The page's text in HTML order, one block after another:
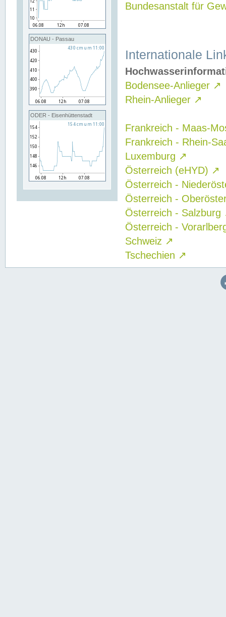
DONAU - Passau
ODER - Eisenhüttenstadt
Bundesanstalt für
Internationale
Bodensee-Anlieger ↗
Rhein-Anlieger ↗
Frankreich - Maas-
Frankreich - Rhein-
Luxemburg ↗
Österreich (eHYD) ↗
Österreich -
Österreich -
Österreich - Salzburg
Österreich -
Schweiz ↗
Tschechien ↗